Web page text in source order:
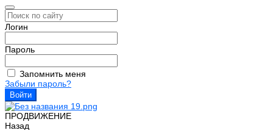
Логин
Пароль
Запомнить меня
Забыли пароль?
ПРОДВИЖЕНИЕ
Назад